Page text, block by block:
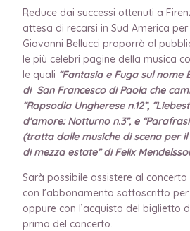
Reduce dai successi ottenuti a
attesa di recarsi in Sud America
Giovanni Bellucci proporrà al
le più celebri pagine della musica
le quali “Fantasia e Fuga sul nome
di San Francesco di Paola che
“Rapsodia Ungherese n.12”,
d’amore: Notturno n.3”, e
(tratta dalle musiche di scena per
di mezza estate” di Felix
Sarà possibile assistere al concerto
con l’abbonamento sottoscritto per
oppure con l’acquisto del biglietto
prima del concerto.